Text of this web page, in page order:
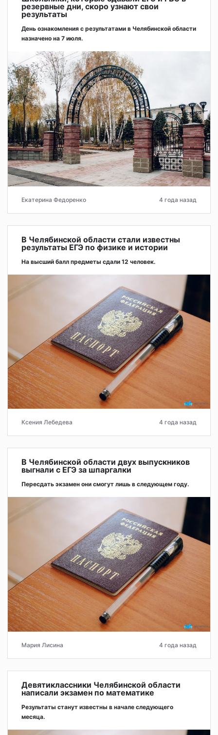
резервные дни, скоро узнают свои
результаты
День ознакомления с результатами в Челябинской области
назначено на 7 июля.
Екатерина Федоренко 4 года назад
В Челябинской области стали известны
результаты ЕГЭ по физике и истории
На высший балл предметы сдали 12 человек.
Ксения Лебедева 4 года назад
В Челябинской области двух выпускников
выгнали с ЕГЭ за шпаргалки
Пересдать экзамен они смогут лишь в следующем году.
Мария Лисина 4 года назад
Девятиклассники Челябинской области
написали экзамен по математике
Результаты станут известны в начале следующего
месяца.